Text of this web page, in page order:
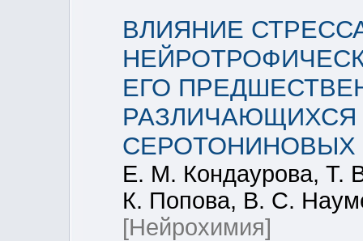
ВЛИЯНИЕ
ЕГО
РАЗЛИЧАЮЩИХСЯ
СЕРОТОНИНОВЫХ
Е. М. Кондаурова, Т.
К. Попова, В. С.
[Нейрохимия]